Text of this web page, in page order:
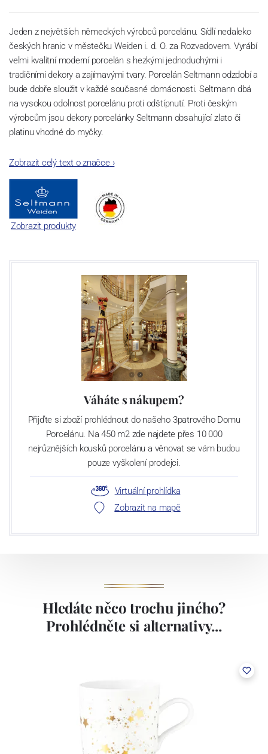
Jeden z největších německých výrobců porcelánu. Sídlí nedaleko
českých hranic v městečku Weiden i. d. O. za Rozvadovem. Vyrábí
velmi kvalitní moderní porcelán s hezkými jednoduchými i
tradičními dekory a zajímavými tvary. Porcelán Seltmann odzdobí a
bude dobře sloužit v každé současné domácnosti. Seltmann dbá
na vysokou odolnost porcelánu proti odštípnutí. Proti českým
výrobcům jsou dekory porcelánky Seltmann obsahující zlato či
platinu vhodné do myčky.
Zobrazit celý text o značce›
Zobrazit produkty
Váháte s nákupem?
Přijďte si zboží prohlédnout do našeho 3patrového Domu
Porcelánu. Na 450 m2 zde najdete přes 10 000
nejrůznějších kousků porcelánu a věnovat se vám budou
pouze vyškolení prodejci.
Virtuální prohlídka
Zobrazit na mapě
Hledáte něco trochu jiného?
Prohlédněte si alternativy...